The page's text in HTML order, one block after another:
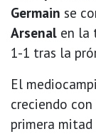
Germain se
Arsenal en la
1-1 tras la
El
creciendo
primera